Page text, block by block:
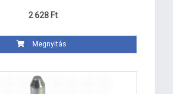
2 628 Ft
Megnyitás